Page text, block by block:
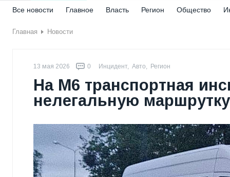
Все новости Главное Власть Регион Общество
Главная Новости
13 мая 2026 0 Инцидент, Авто, Регион
На М6 транспортная
нелегальную